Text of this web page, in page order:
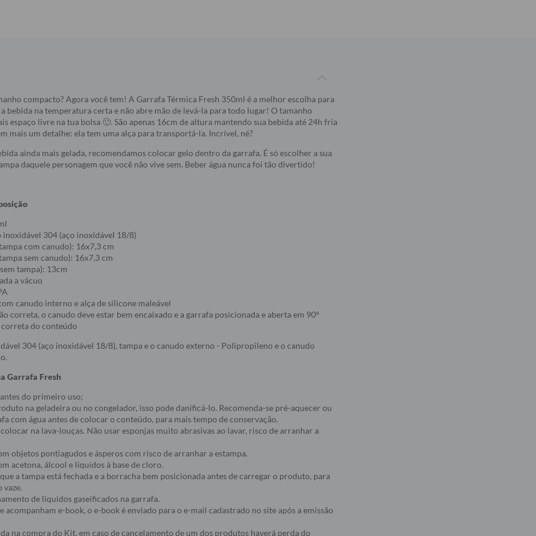
compacto? Agora você tem! A Garrafa Térmica Fresh 350ml é a melhor escolha para
bebida na temperatura certa e não abre mão de levá-la para todo lugar! O tamanho
espaço livre na tua bolsa 🙂. São apenas 16cm de altura mantendo sua bebida até 24h fria
mais um detalhe: ela tem uma alça para transportá-la. Incrível, né?
ainda mais gelada, recomendamos colocar gelo dentro da garrafa. É só escolher a sua
daquele personagem que você não vive sem. Beber água nunca foi tão divertido!
inoxidável 304 (aço inoxidável 18/8)
com canudo): 16x7,3 cm
sem canudo): 16x7,3 cm
tampa): 13cm
a vácuo
canudo interno e alça de silicone maleável
correta, o canudo deve estar bem encaixado e a garrafa posicionada e aberta em 90º
do conteúdo
304 (aço inoxidável 18/8), tampa e o canudo externo - Polipropileno e o canudo
Garrafa Fresh
do primeiro uso;
na geladeira ou no congelador, isso pode danificá-lo. Recomenda-se pré-aquecer ou
com água antes de colocar o conteúdo, para mais tempo de conservação.
colocar na lava-louças. Não usar esponjas muito abrasivas ao lavar, risco de arranhar a
objetos pontiagudos e ásperos com risco de arranhar a estampa.
acetona, álcool e líquidos à base de cloro.
a tampa está fechada e a borracha bem posicionada antes de carregar o produto, para
de líquidos gaseificados na garrafa.
acompanham e-book, o e-book é enviado para o e-mail cadastrado no site após a emissão
na compra do Kit, em caso de cancelamento de um dos produtos haverá perda do